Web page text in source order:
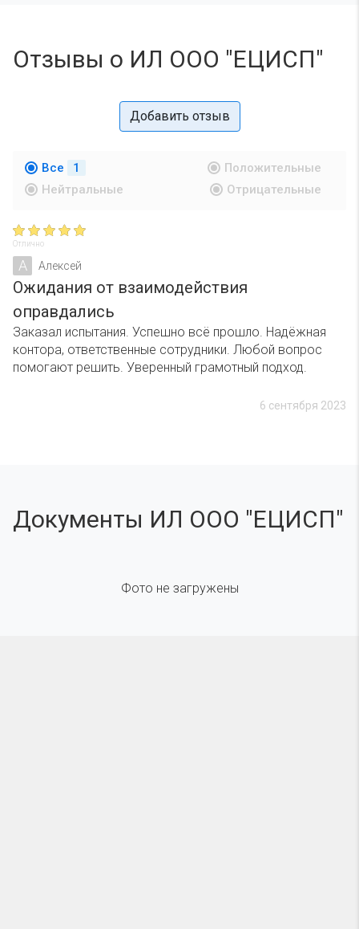
Отзывы о ИЛ ООО "ЕЦИСП"
Добавить отзыв
Все 1
Положительные
Нейтральные
Отрицательные
Отлично
А Алексей
Ожидания от взаимодействия
оправдались
Заказал испытания. Успешно всё прошло. Надëжная
контора, ответственные сотрудники. Любой вопрос
помогают решить. Уверенный грамотный подход.
6 сентября 2023
Документы ИЛ ООО "ЕЦИСП"
Фото не загружены